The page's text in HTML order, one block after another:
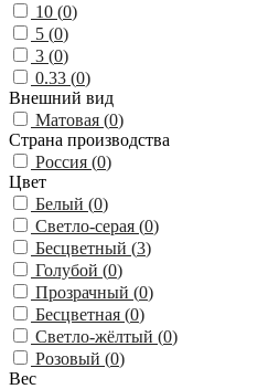
10 (0)
5 (0)
3 (0)
0.33 (0)
Внешний вид
Матовая (0)
Страна производства
Россия (0)
Цвет
Белый (0)
Светло-серая (0)
Бесцветный (3)
Голубой (0)
Прозрачный (0)
Бесцветная (0)
Светло-жёлтый (0)
Розовый (0)
Вес